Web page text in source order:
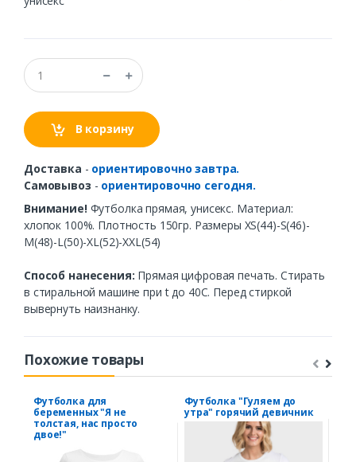
В корзину
Доставка - ориентировочно завтра.
Самовывоз - ориентировочно сегодня.
Внимание! Футболка прямая, унисекс. Материал:
хлопок 100%. Плотность 150гр. Размеры XS(44)-S(46)-
M(48)-L(50)-XL(52)-XXL(54)
Способ нанесения: Прямая цифровая печать. Стирать
в стиральной машине при t до 40С. Перед стиркой
вывернуть наизнанку.
Похожие товары
Футболка для
беременных "Я не
толстая, нас просто
двое!"
Футболка "Гуляем до
утра" горячий девичник